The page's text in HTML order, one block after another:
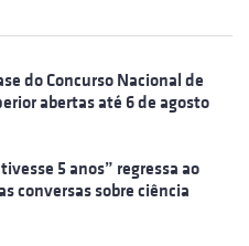
do Concurso Nacional de
abertas até 6 de agosto
5 anos” regressa ao
conversas sobre ciência